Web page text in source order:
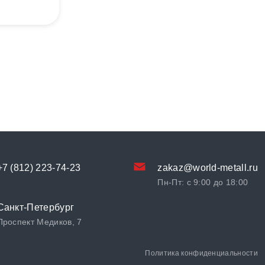
(812) 223-74-23 zakaz@world-metall.ru
Пн-Пт: с 9:00 до 18:00
Петербург
Медиков, 7
Политика конфиденциальности